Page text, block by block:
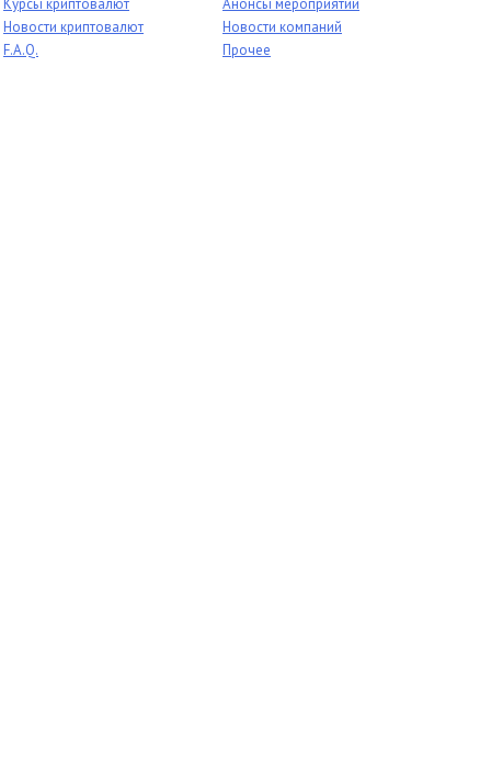
Курсы криптовалют
Новости криптовалют
F.A.Q.
Анонсы мероприятий
Новости компаний
Прочее